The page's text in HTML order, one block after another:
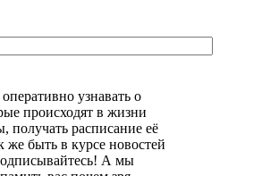
узнавать о
происходят в жизни
расписание её
же быть в курсе новостей
А мы